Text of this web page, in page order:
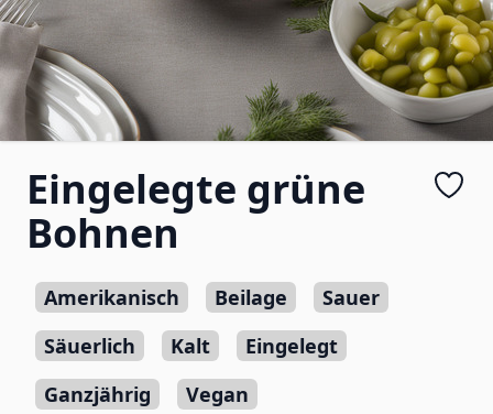
Eingelegte grüne
Bohnen
Amerikanisch Beilage
Sauer
Säuerlich
Kalt
Eingelegt
Ganzjährig
Vegan